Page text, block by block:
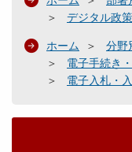
デジタル政
ホーム 分野
電子手続き
電子入札・